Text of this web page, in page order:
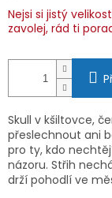
Nejsi si jistý
zavolej, rád ti
Skull v kšiltovce,
přeslechnout ani
pro ty, kdo
názoru. Střih
drží pohodlí ve